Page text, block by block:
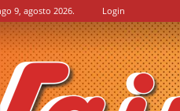
9, agosto 2026. Login